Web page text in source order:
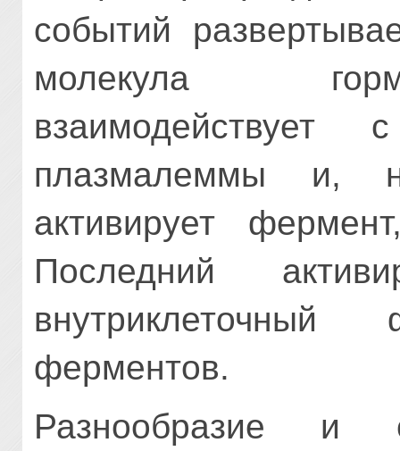
событий
молекула
плазмалеммы и,
активирует
Последний
ферментов.
Разнообразие и